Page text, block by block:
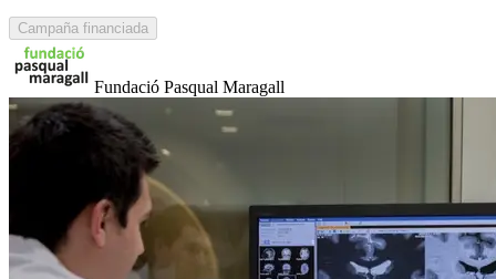
Campaña financiada
Fundació Pasqual Maragall